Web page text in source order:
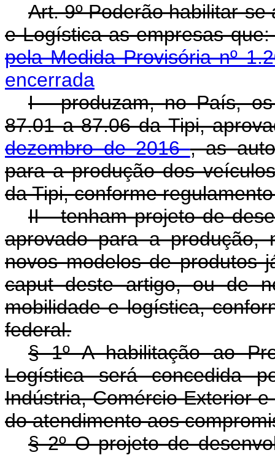
Art. 9º Poderão habilitar-
e Logística as empresas
pela Medida Provisória nº
encerrada
I - produzam, no País,
87.01 a 87.06 da Tipi,
dezembro de 2016, as
para a produção dos
da Tipi, conforme
II - tenham projeto de
aprovado para a
novos modelos de produtos
caput deste artigo, ou de
mobilidade e logística,
federal.
§ 1º A habilitação ao
Logística será concedida
Indústria, Comércio Exterior
do atendimento aos
§ 2º O projeto de